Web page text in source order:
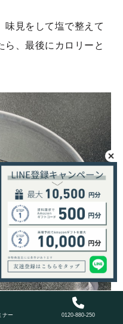
味見をして塩で整えて
ら、最後にカロリーと
ナー 0120-880-250